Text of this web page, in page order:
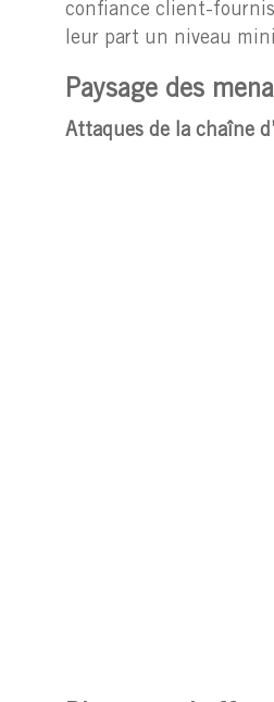
confiance client-
leur part un niveau
Paysage des
Attaques de la chaîne